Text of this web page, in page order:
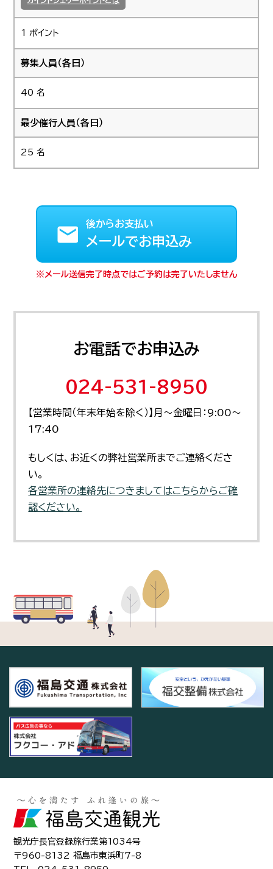
1 ポイント
募集人員（各日）
40 名
最少催行人員（各日）
25 名
後からお支払い
メールでお申込み
メール送信完了時点ではご予約は完了いたしません
お電話でお申込み
024-531-8950
【営業時間（年末年始を除く）】月～金曜日：9:00～
17:40
もしくは、お近くの弊社営業所までご連絡くださ
い。
各営業所の連絡先につきましてはこちらからご確
認ください。
観光庁長官登録旅行業第1034号
〒960-8132 福島市東浜町7-8